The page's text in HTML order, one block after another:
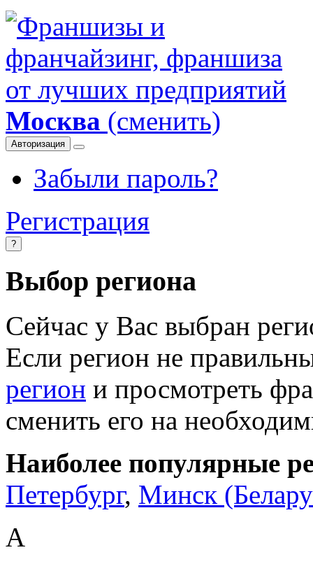
Москва (сменить)
Авторизация
Забыли пароль?
Регистрация
?
Выбор региона
Сейчас у Вас выбран
Если регион не
регион и просмотреть
сменить его на
Наиболее популярные
Петербург, Минск
А